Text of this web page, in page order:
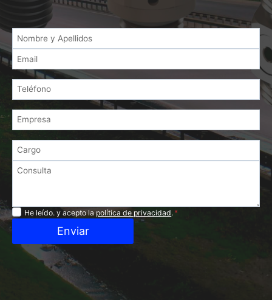
Privacidad
He leído. y acepto lapolítica de privacidad. *
Enviar